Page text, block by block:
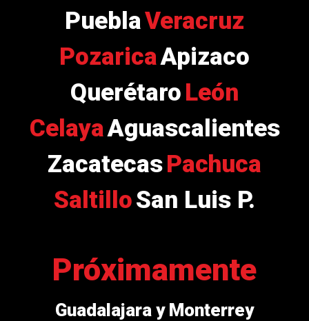
PueblaVeracruz
PozaricaApizaco
QuerétaroLeón
CelayaAguascalientes
ZacatecasPachuca
SaltilloSan Luis P.
Próximamente
Guadalajara y Monterrey